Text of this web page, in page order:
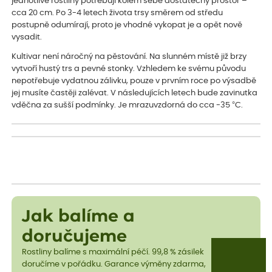
cca 20 cm. Po 3-4 letech života trsy směrem od středu
postupně odumírají, proto je vhodné vykopat je a opět nově
vysadit.
Kultivar není náročný na pěstování. Na slunném místě již brzy
vytvoří hustý trs a pevné stonky. Vzhledem ke svému původu
nepotřebuje vydatnou zálivku, pouze v prvním roce po výsadbě
jej musíte častěji zalévat. V následujících letech bude zavinutka
vděčna za sušší podmínky. Je mrazuvzdorná do cca -35 °C.
Jak balíme a
doručujeme
Rostliny balíme s maximální péčí. 99,8 % zásilek
doručíme v pořádku. Garance výměny zdarma,